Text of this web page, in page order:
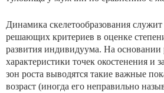
Динамика скелетообразования
решающих критериев в оценке
развития индивидуума. На основании
характеристики точек окостенения и
зон роста выводятся такие важные
возраст (иногда его неправильно